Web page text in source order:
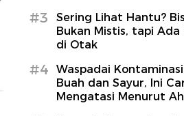
#3
Sering Lihat Hantu?
Bukan Mistis, tapi Ada
di Otak
#4
Waspadai
Buah dan Sayur, Ini
Mengatasi Menurut